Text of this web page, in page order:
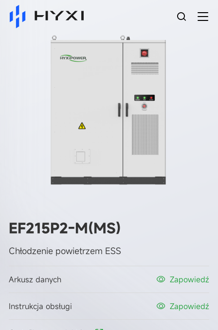
EF215P2-M(MS)
Chłodzenie powietrzem ESS
Arkusz danych Zapowiedź
Instrukcja obsługi Zapowiedź